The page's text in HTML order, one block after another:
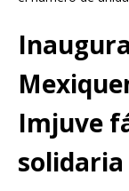
Imjuve
solidaria